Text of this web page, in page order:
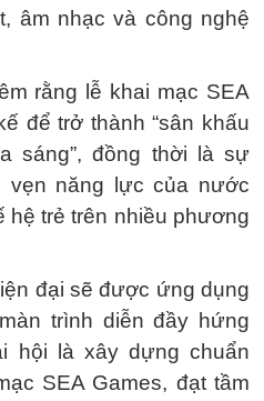
âm nhạc và công nghệ
rằng lễ khai mạc SEA
để trở thành “sân khấu
sáng”, đồng thời là sự
vẹn năng lực của nước
hệ trẻ trên nhiều phương
đại sẽ được ứng dụng
trình diễn đầy hứng
hội là xây dựng chuẩn
SEA Games, đạt tầm